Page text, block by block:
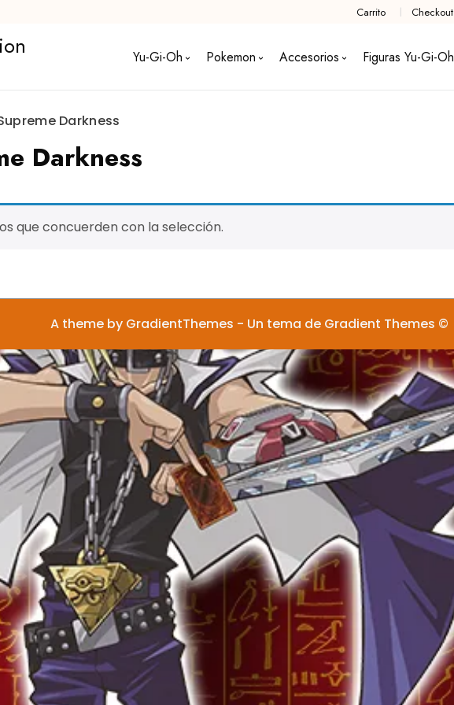
Carrito Checkout
Yu-Gi-Oh Pokemon Accesorios Figuras Yu-Gi-Oh
Darkness
Darkness
que concuerden con la selección.
A theme by GradientThemes - Un tema de Gradient Themes ©